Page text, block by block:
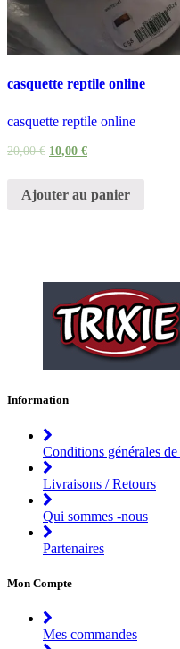
casquette reptile online
casquette reptile online
20,00€ 10,00 €
Ajouter au panier
Information
Conditions générales
Livraisons / Retours
Qui sommes -nous
Partenaires
Mon Compte
Mes commandes